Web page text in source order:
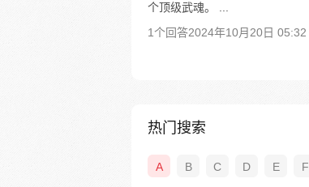
个顶级武魂。 ...
1个回答2024年10月20日 05:32
热门搜索
A B C D E F